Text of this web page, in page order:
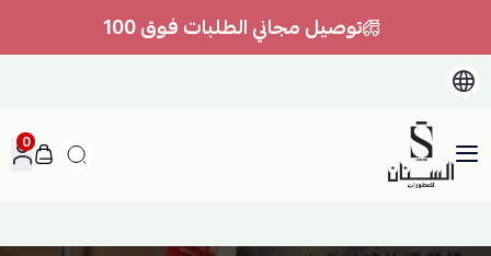
توصيل مجاني الطلبات فوق 100
السنان للعطور والعسل الطبيعي
0